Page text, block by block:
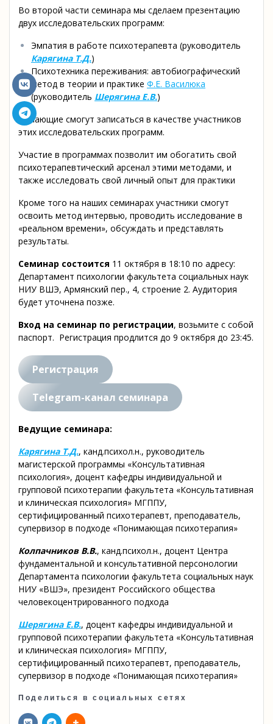
Во второй части семинара мы сделаем презентацию
двух исследовательских программ:
Эмпатия в работе психотерапевта (руководитель
Карягина Т.Д.)
Психотехника переживания: автобиографический
метод в теории и практике Ф.Е. Василюка
(руководитель Шерягина Е.В.)
Желающие смогут записаться в качестве участников
этих исследовательских программ.
Участие в программах позволит им обогатить свой
психотерапевтический арсенал этими методами, и
также исследовать свой личный опыт для практики
Кроме того на наших семинарах участники смогут
освоить метод интервью, проводить исследование в
«реальном времени», обсуждать и представлять
результаты.
Семинар состоится 11 октября в 18:10 по адресу:
Департамент психологии факультета социальных наук
НИУ ВШЭ, Армянский пер., 4, строение 2. Аудитория
будет уточнена позже.
Вход на семинар по регистрации, возьмите с собой
паспорт. Регистрация продлится до 9 октября до 23:45.
Регистрация
Telegram-канал семинара
Ведущие семинара:
Карягина Т.Д., канд.психол.н., руководитель
магистерской программы «Консультативная
психология», доцент кафедры индивидуальной и
групповой психотерапии факультета «Консультативная
и клиническая психология» МГППУ,
сертифицированный психотерапевт, преподаватель,
супервизор в подходе «Понимающая психотерапия»
Колпачников В.В., канд.психол.н., доцент Центра
фундаментальной и консультативной персонологии
Департамента психологии факультета социальных наук
НИУ «ВШЭ», президент Российского общества
человекоцентрированного подхода
Шерягина Е.В., доцент кафедры индивидуальной и
групповой психотерапии факультета «Консультативная
и клиническая психология» МГППУ,
сертифицированный психотерапевт, преподаватель,
супервизор в подходе «Понимающая психотерапия»
Поделиться в социальных сетях